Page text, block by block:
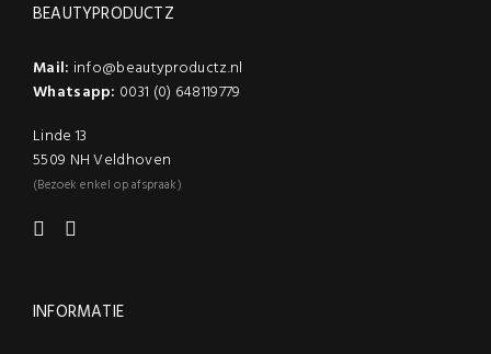
BEAUTYPRODUCTZ
Mail: info@beautyproductz.nl
Whatsapp: 0031 (0) 648119779
Linde 13
5509 NH Veldhoven
(Bezoek enkel op afspraak)
INFORMATIE